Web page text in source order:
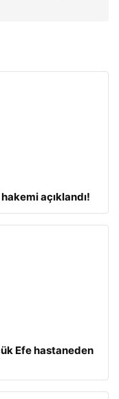
açıklandı!
Efe hastaneden